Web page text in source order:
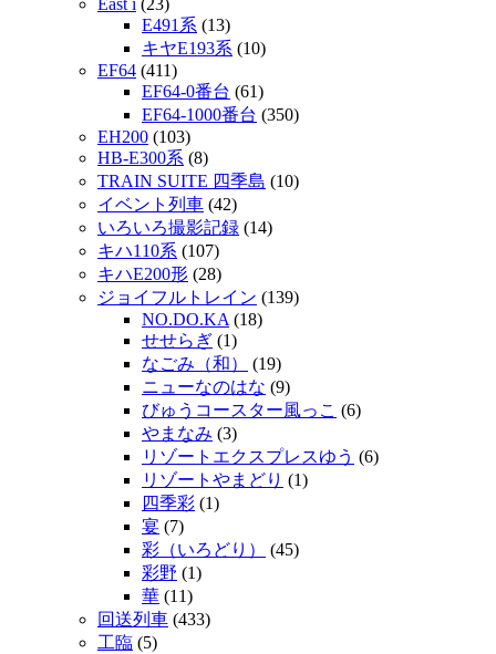
East i (23)
E491系 (13)
キヤE193系 (10)
EF64 (411)
EF64-0番台 (61)
EF64-1000番台 (350)
EH200 (103)
HB-E300系 (8)
TRAIN SUITE 四季島 (10)
イベント列車 (42)
いろいろ撮影記録 (14)
キハ110系 (107)
キハE200形 (28)
ジョイフルトレイン (139)
NO.DO.KA(18)
せせらぎ (1)
なごみ（和）
(19)
ニューなのはな (9)
びゅうコースター風っこ (6)
やまなみ (3)
リゾートエクスプレスゆう (6)
リゾートやまどり (1)
四季彩 (1)
宴 (7)
彩（いろどり）
(45)
彩野 (1)
華 (11)
回送列車 (433)
工臨 (5)